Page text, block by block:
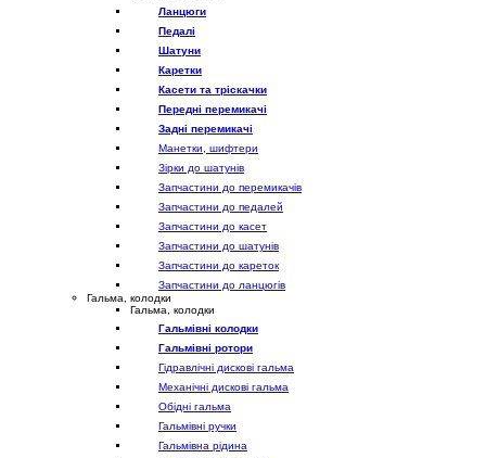
Ланцюги
Педалі
Шатуни
Каретки
Касети та тріскачки
Передні перемикачі
Задні перемикачі
Манетки, шифтери
Зірки до шатунів
Запчастини до перемикачів
Запчастини до педалей
Запчастини до касет
Запчастини до шатунів
Запчастини до кареток
Запчастини до ланцюгів
Гальма, колодки
Гальма, колодки
Гальмівні колодки
Гальмівні ротори
Гідравлічні дискові гальма
Механічні дискові гальма
Обідні гальма
Гальмівні ручки
Гальмівна рідина